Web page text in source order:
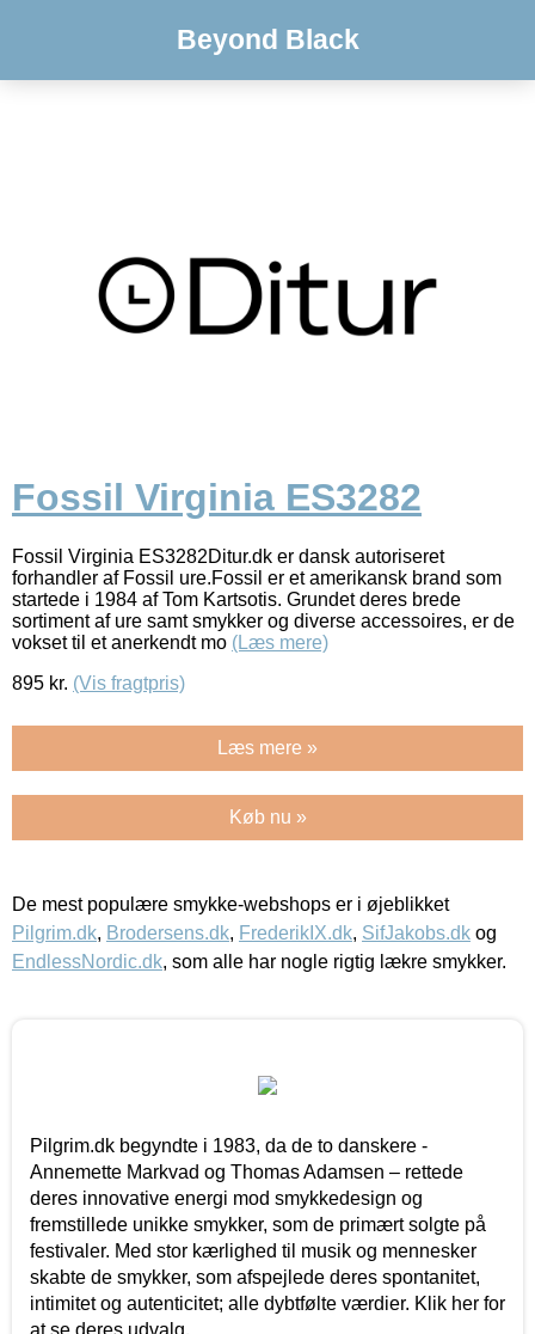
Beyond Black
Fossil Virginia ES3282
Fossil Virginia ES3282Ditur.dk er dansk autoriseret
forhandler af Fossil ure.Fossil er et amerikansk brand som
startede i 1984 af Tom Kartsotis. Grundet deres brede
sortiment af ure samt smykker og diverse accessoires, er de
vokset til et anerkendt mo (Læs mere)
895 kr. (Vis fragtpris)
Læs mere »
Køb nu »
De mest populære smykke-webshops er i øjeblikket
Pilgrim.dk, Brodersens.dk, FrederikIX.dk, SifJakobs.dk og
EndlessNordic.dk, som alle har nogle rigtig lækre smykker.
Pilgrim.dk begyndte i 1983, da de to danskere -
Annemette Markvad og Thomas Adamsen – rettede
deres innovative energi mod smykkedesign og
fremstillede unikke smykker, som de primært solgte på
festivaler. Med stor kærlighed til musik og mennesker
skabte de smykker, som afspejlede deres spontanitet,
intimitet og autenticitet; alle dybtfølte værdier. Klik her for
at se deres udvalg.